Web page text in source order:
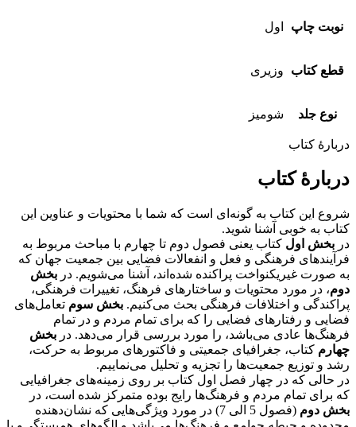
نوبت چاپ اول
قطع کتاب وزیری
نوع جلد شومیز
دربارهٔ کتاب
دربارهٔ کتاب
شروع این کتاب به گونه‌ای است که شما با محتویات و عناوین این
کتاب به خوبی آشنا شوید.
در بخش اول کتاب یعنی فصول دوم تا چهارم با مباحث مربوط به
فرآیندهای فرهنگی و فعل و انفعالات فضایی بین جمعیت جهان که
به صورت غیر‌یکنواخت پراکنده شده‌اند، آشنا می‌شویم. در بخش
دوم، در مورد محتویات و ساختارهای فرهنگ، تغییرات فرهنگی،
پراکندگی و اختلافات فرهنگی بحث می‌کنیم. بخش سوم تعامل‌های
فضایی و رفتارهای فضایی را که برای تمام مردم و در تمام
فرهنگ‌ها عادی می‌باشد، را مورد بررسی قرار می‌دهد. در بخش
چهارم کتاب، جغرافیای جمعیتی و فاکتورهای مربوط به حرکت،
رشد و توزیع جمعیت‌ها را تجزیه و تحلیل می‌نماییم.
در حالی که در چهار فصل اول کتاب بر روی زمینه‌های جغرافیایی
که برای تمام مردم و فرهنگ‌ها رایج بوده متمرکز شده است، در
بخش دوم
(فصول 5 الی 7) در مورد ویژگی‌هایی که نشان‌دهنده